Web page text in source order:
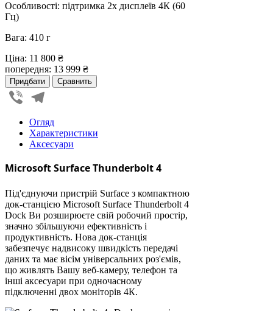
Особливості: підтримка 2х дисплеїв 4К (60
Гц)
Вага: 410 г
Ціна: 11 800 ₴
попередня: 13 999 ₴
Viber
Огляд
Характеристики
Аксесуари
Microsoft Surface Thunderbolt 4
Під'єднуючи пристрій Surface з компактною
док-станцією Microsoft Surface Thunderbolt 4
Dock Ви розширюєте свій робочий простір,
значно збільшуючи ефективність і
продуктивність. Нова док-станція
забезпечує надвисоку швидкість передачі
даних та має вісім універсальних роз'ємів,
що живлять Вашу веб-камеру, телефон та
інші аксесуари при одночасному
підключенні двох моніторів 4К.